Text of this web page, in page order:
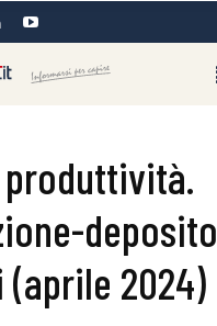
deposito
2024)